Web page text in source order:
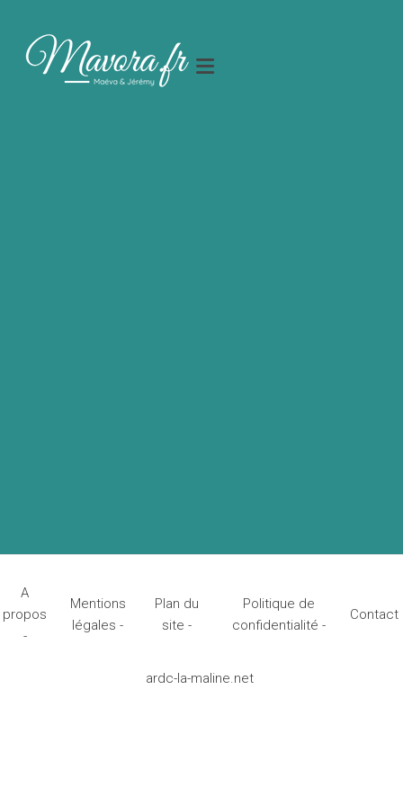
A
propos
-
Mentions
légales -
Plan du
site -
Politique de
confidentialité -
Contact
ardc-la-maline.net